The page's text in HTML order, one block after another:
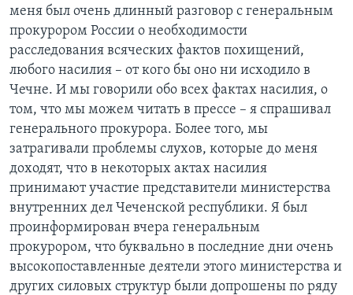
меня был очень длинный разговор с генеральным
прокурором России о необходимости
расследования всяческих фактов похищений,
любого насилия – от кого бы оно ни исходило в
Чечне. И мы говорили обо всех фактах насилия, о
том, что мы можем читать в прессе – я спрашивал
генерального прокурора. Более того, мы
затрагивали проблемы слухов, которые до меня
доходят, что в некоторых актах насилия
принимают участие представители министерства
внутренних дел Чеченской республики. Я был
проинформирован вчера генеральным
прокурором, что буквально в последние дни очень
высокопоставленные деятели этого министерства и
других силовых структур были допрошены по ряду